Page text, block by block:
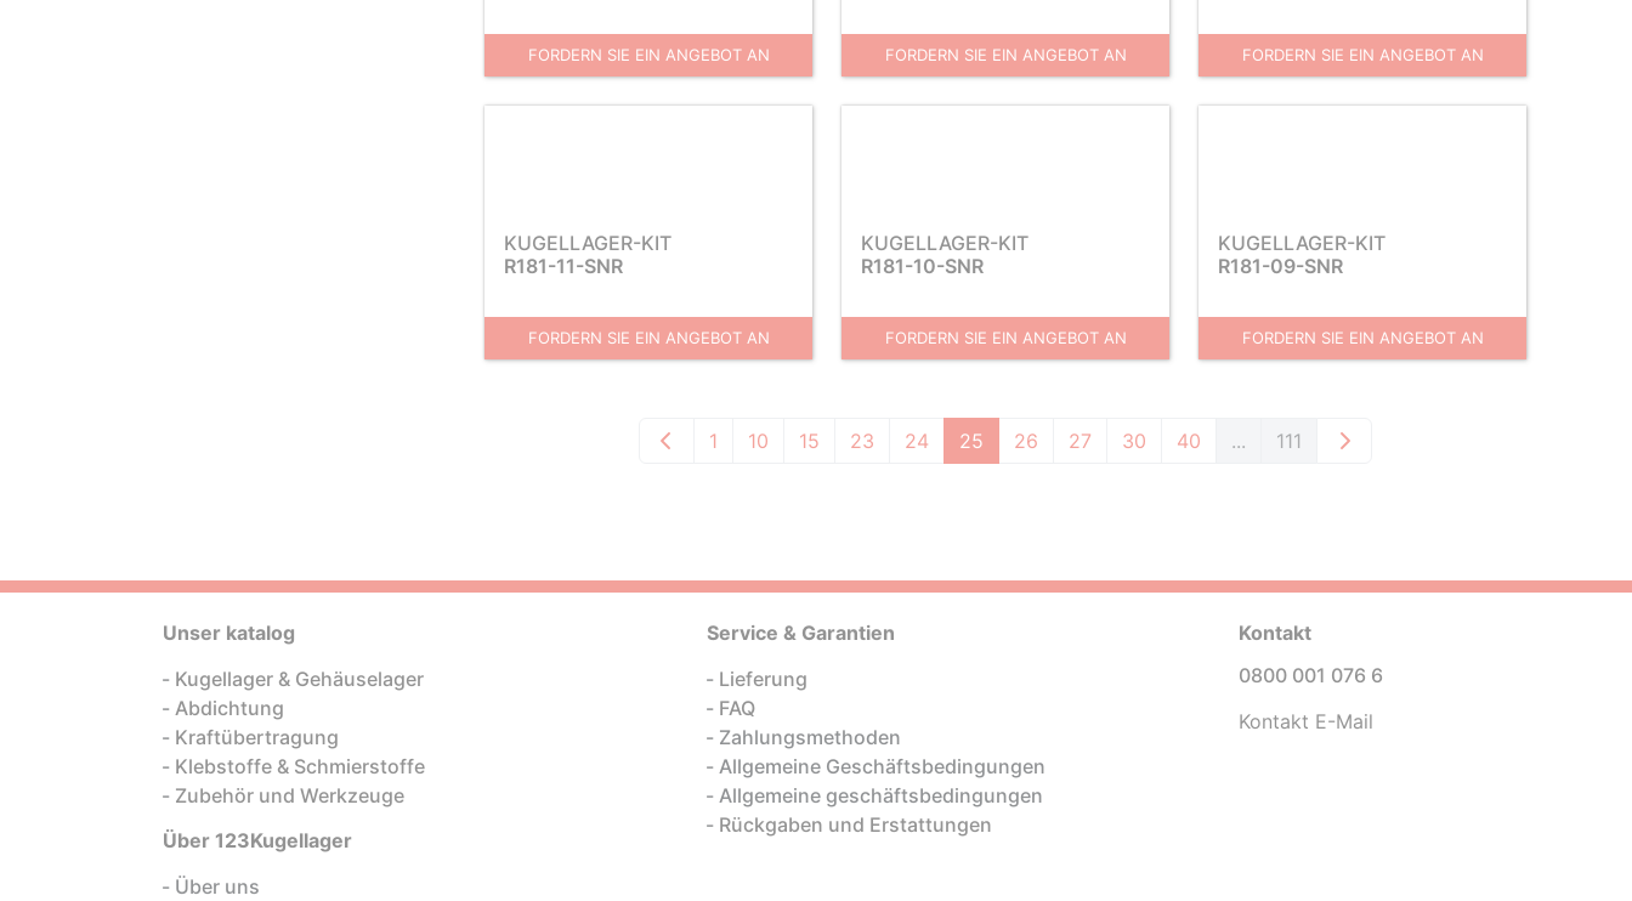
FORDERN SIE EIN ANGEBOT AN FORDERN SIE EIN ANGEBOT AN FORDERN SIE EIN ANGEBOT AN
KUGELLAGER-KIT
R181-11-SNR
FORDERN SIE EIN ANGEBOT AN
KUGELLAGER-KIT
R181-10-SNR
FORDERN SIE EIN ANGEBOT AN
KUGELLAGER-KIT
R181-09-SNR
FORDERN SIE EIN ANGEBOT AN
1 10 15 23 24 25 26 27 30 40 ... 111
Unser katalog
Kugellager & Gehäuselager
Abdichtung
Kraftübertragung
Klebstoffe & Schmierstoffe
Zubehör und Werkzeuge
Über 123Kugellager
Über uns
Service & Garantien
Lieferung
FAQ
Zahlungsmethoden
Allgemeine Geschäftsbedingungen
Allgemeine geschäftsbedingungen
Rückgaben und Erstattungen
Kontakt
0800 001 076 6
Kontakt E-Mail